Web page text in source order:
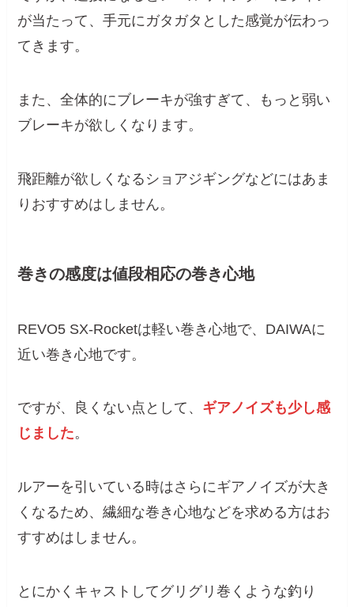
が当たって、手元にガタガタとした感覚が伝わっ
てきます。
また、全体的にブレーキが強すぎて、もっと弱い
ブレーキが欲しくなります。
飛距離が欲しくなるショアジギングなどにはあま
りおすすめはしません。
巻きの感度は値段相応の巻き心地
REVO5 SX-Rocketは軽い巻き心地で、DAIWAに
近い巻き心地です。
ですが、良くない点として、 ギアノイズも少し感
じました。
ルアーを引いている時はさらにギアノイズが大き
くなるため、繊細な巻き心地などを求める方はお
すすめはしません。
とにかくキャストしてグリグリ巻くような釣り